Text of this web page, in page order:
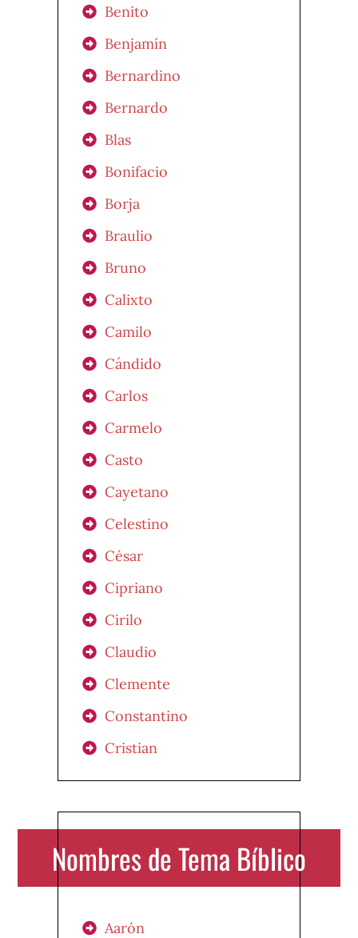
Benito
Benjamín
Bernardino
Bernardo
Blas
Bonifacio
Borja
Braulio
Bruno
Calixto
Camilo
Cándido
Carlos
Carmelo
Casto
Cayetano
Celestino
César
Cipriano
Cirilo
Claudio
Clemente
Constantino
Cristian
Nombres de Tema Bíblico
Aarón